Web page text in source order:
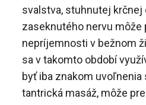
svalstva, stuhnutej krčnej
zaseknutého nervu môže
nepríjemnosti v bežnom
sa v takomto období
byť iba znakom uvoľnenia
tantrická masáž, môže